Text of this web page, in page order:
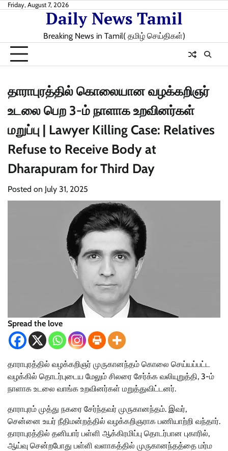
SkipFriday, August 7, 2026
Daily News Tamil
Breaking News in Tamil( தமிழ் செய்திகள்)
தாராபுரத்தில் கொலையான வழக்கறிஞர்
உடலை பெற 3-ம் நாளாக உறவினர்கள்
மறுப்பு | Lawyer Killing Case: Relatives
Refuse to Receive Body at
Dharapuram for Third Day
Posted on July 31, 2025
Spread the love
தாராபுரத்தில் வழக்கறிஞர் முருகானந்தம் கொலை செய்யப்பட்ட
வழக்கில் தொடர்புடைய மேலும் சிலரை சேர்க்க வலியுறுத்தி, 3-ம்
நாளாக உடலை வாங்க உறவினர்கள் மறுத்துவிட்டனர்.
தாராபுரம் முத்து நகரை சேர்ந்தவர் முருகானந்தம். இவர்,
சென்னை உயர் நீதிமன்றத்தில் வழக்கறிஞராக பணியாற்றி வந்தார்.
தாராபுரத்தில் தனியார் பள்ளி ஆக்கிரமிப்பு தொடர்பான புகாரில்,
ஆய்வு சென்றபோது பள்ளி வளாகத்தில் முருகானந்தத்தை மர்ம